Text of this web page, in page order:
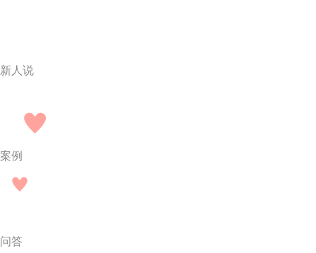
新人说
案例
问答